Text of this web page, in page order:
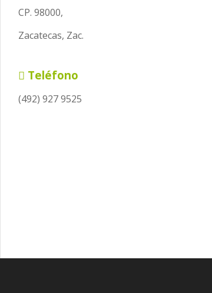
CP. 98000,
Zacatecas, Zac.
Teléfono
(492) 927 9525